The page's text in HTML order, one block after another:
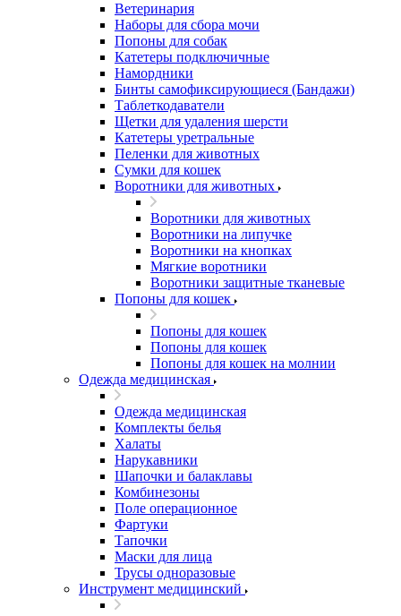
Ветеринария
Наборы для сбора мочи
Попоны для собак
Катетеры подключичные
Намордники
Бинты самофиксирующиеся (Бандажи)
Таблеткодаватели
Щетки для удаления шерсти
Катетеры уретральные
Пеленки для животных
Сумки для кошек
Воротники для животных
Воротники для животных
Воротники на липучке
Воротники на кнопках
Мягкие воротники
Воротники защитные тканевые
Попоны для кошек
Попоны для кошек
Попоны для кошек
Попоны для кошек на молнии
Одежда медицинская
Одежда медицинская
Комплекты белья
Халаты
Нарукавники
Шапочки и балаклавы
Комбинезоны
Поле операционное
Фартуки
Тапочки
Маски для лица
Трусы одноразовые
Инструмент медицинский